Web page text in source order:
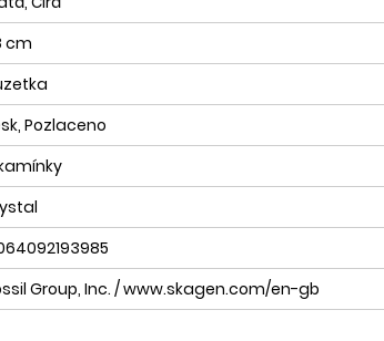
cm
Pozlaceno
Group, Inc. / www.skagen.com/en-gb